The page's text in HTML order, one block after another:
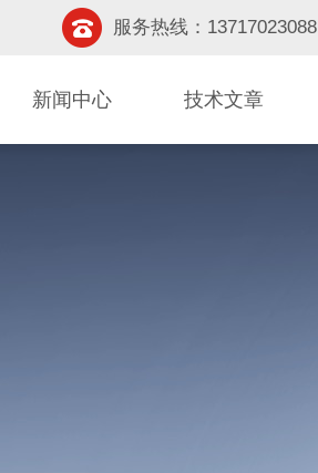
服务热线：13717023088
新闻中心 技术文章